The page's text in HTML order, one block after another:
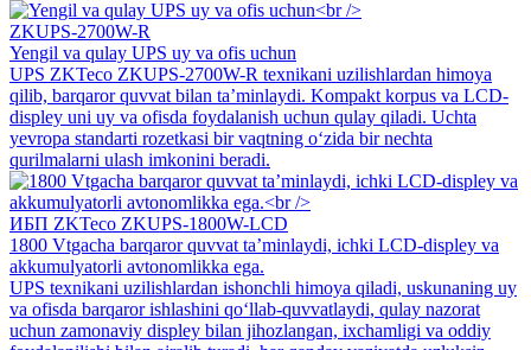
ZKUPS-2700W-R
Yengil va qulay UPS uy va ofis uchun
UPS ZKTeco ZKUPS-2700W-R texnikani uzilishlardan himoya
qilib, barqaror quvvat bilan ta’minlaydi. Kompakt korpus va LCD-
displey uni uy va ofisda foydalanish uchun qulay qiladi. Uchta
yevropa standarti rozetkasi bir vaqtning o‘zida bir nechta
qurilmalarni ulash imkonini beradi.
ИБП ZKTeco ZKUPS-1800W-LCD
1800 Vtgacha barqaror quvvat ta’minlaydi, ichki LCD-displey va
akkumulyatorli avtonomlikka ega.
UPS texnikani uzilishlardan ishonchli himoya qiladi, uskunaning uy
va ofisda barqaror ishlashini qo‘llab-quvvatlaydi, qulay nazorat
uchun zamonaviy displey bilan jihozlangan, ixchamligi va oddiy